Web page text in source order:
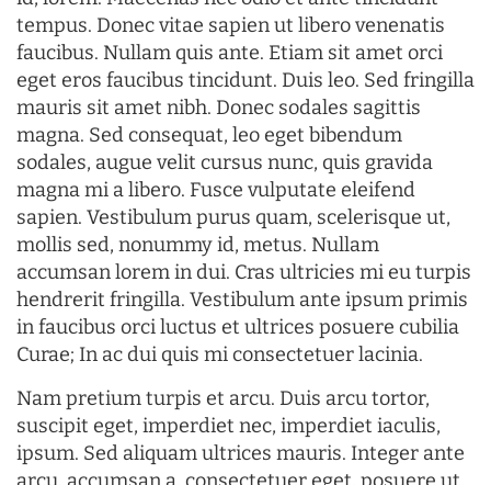
tempus. Donec vitae sapien ut libero venenatis
faucibus. Nullam quis ante. Etiam sit amet orci
eget eros faucibus tincidunt. Duis leo. Sed fringilla
mauris sit amet nibh. Donec sodales sagittis
magna. Sed consequat, leo eget bibendum
sodales, augue velit cursus nunc, quis gravida
magna mi a libero. Fusce vulputate eleifend
sapien. Vestibulum purus quam, scelerisque ut,
mollis sed, nonummy id, metus. Nullam
accumsan lorem in dui. Cras ultricies mi eu turpis
hendrerit fringilla. Vestibulum ante ipsum primis
in faucibus orci luctus et ultrices posuere cubilia
Curae; In ac dui quis mi consectetuer lacinia.
Nam pretium turpis et arcu. Duis arcu tortor,
suscipit eget, imperdiet nec, imperdiet iaculis,
ipsum. Sed aliquam ultrices mauris. Integer ante